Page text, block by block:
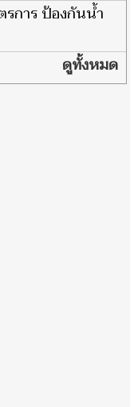
รการ ป้องกันน้ำ
ดูทั้งหมด